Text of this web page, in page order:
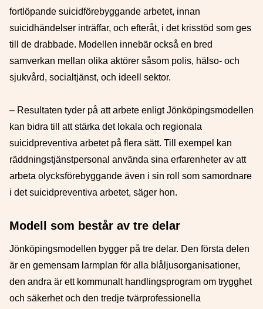
fortlöpande suicidförebyggande arbetet, innan
suicidhändelser inträffar, och efteråt, i det krisstöd som ges
till de drabbade. Modellen innebär också en bred
samverkan mellan olika aktörer såsom polis, hälso- och
sjukvård, socialtjänst, och ideell sektor.
– Resultaten tyder på att arbete enligt Jönköpingsmodellen
kan bidra till att stärka det lokala och regionala
suicidpreventiva arbetet på flera sätt. Till exempel kan
räddningstjänstpersonal använda sina erfarenheter av att
arbeta olycksförebyggande även i sin roll som samordnare
i det suicidpreventiva arbetet, säger hon.
Modell som består av tre delar
Jönköpingsmodellen bygger på tre delar. Den första delen
är en gemensam larmplan för alla blåljusorganisationer,
den andra är ett kommunalt handlingsprogram om trygghet
och säkerhet och den tredje tvärprofessionella